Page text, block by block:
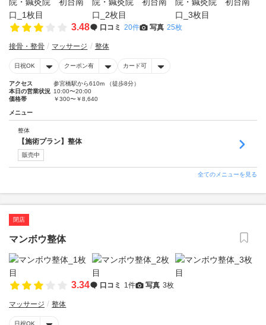
3.48 口コミ 20件 写真 25枚
接骨・整骨 マッサージ 整体
日祝OK クーポン有 カード可
アクセス
参宮橋駅から610m （徒歩8分）
本日の営業状況 10:00〜20:00
価格帯
￥300〜￥8,640
メニュー
整体
【施術プラン】整体
販売中
全てのメニューを見る
閉店
マンボウ整体
3.34 口コミ 1件 写真 3枚
マッサージ 整体
日祝OK